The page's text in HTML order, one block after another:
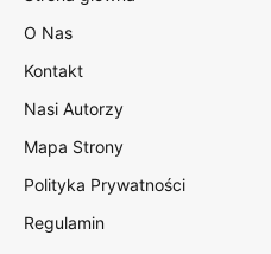
O Nas
Kontakt
Nasi Autorzy
Mapa Strony
Polityka Prywatności
Regulamin